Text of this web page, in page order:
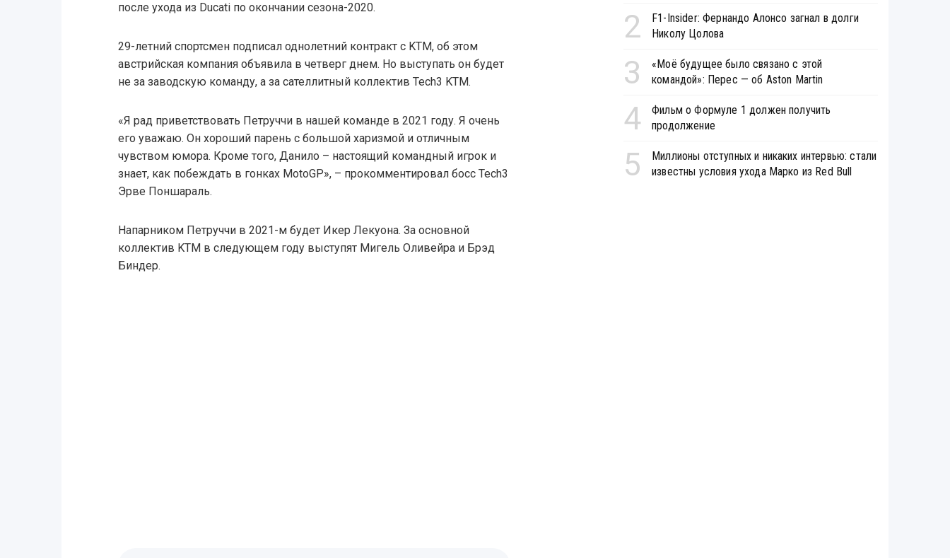
после ухода из Ducati по окончании сезона-2020.
29-летний спортсмен подписал однолетний контракт с KTM, об этом
австрийская компания объявила в четверг днем. Но выступать он будет
не за заводскую команду, а за сателлитный коллектив Tech3 KTM.
«Я рад приветствовать Петруччи в нашей команде в 2021 году. Я очень
его уважаю. Он хороший парень с большой харизмой и отличным
чувством юмора. Кроме того, Данило – настоящий командный игрок и
знает, как побеждать в гонках MotoGP», – прокомментировал босс Tech3
Эрве Поншараль.
Напарником Петруччи в 2021-м будет Икер Лекуона. За основной
коллектив KTM в следующем году выступят Мигель Оливейра и Брэд
Биндер.
2
F1-Insider: Фернандо Алонсо загнал в долги
Николу Цолова
3
«Моё будущее было связано с этой
командой»: Перес — об Aston Martin
4
Фильм о Формуле 1 должен получить
продолжение
5
Миллионы отступных и никаких интервью: стали
известны условия ухода Марко из Red Bull